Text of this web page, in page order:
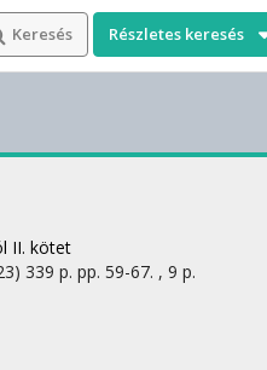
Keresés Részletes keresés
II. kötet
339 p. pp. 59-67. , 9 p.